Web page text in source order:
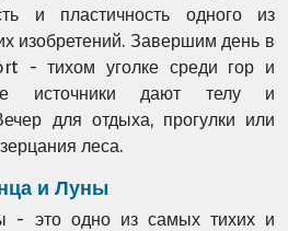
и пластичность одного из
изобретений. Завершим день в
- тихом уголке среди гор и
источники дают телу и
для отдыха, прогулки или
леса.
и Луны
- это одно из самых тихих и